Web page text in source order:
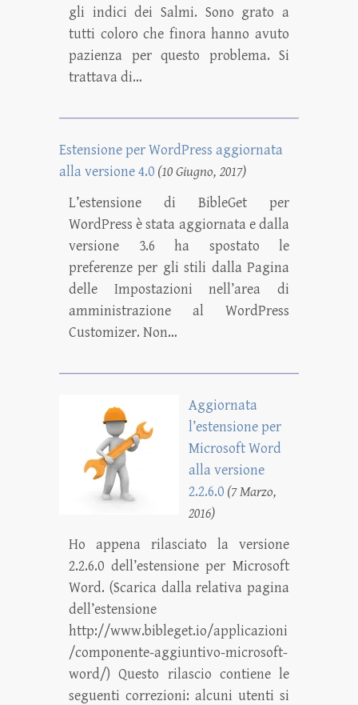
gli indici dei Salmi. Sono grato a
tutti coloro che finora hanno avuto
pazienza per questo problema. Si
trattava di…
Estensione per WordPress aggiornata
alla versione 4.0 (10 Giugno, 2017)
L’estensione di BibleGet per
WordPress è stata aggiornata e dalla
versione 3.6 ha spostato le
preferenze per gli stili dalla Pagina
delle Impostazioni nell’area di
amministrazione al WordPress
Customizer. Non…
Aggiornata
l’estensione per
Microsoft Word
alla versione
2.2.6.0 (7 Marzo,
2016)
Ho appena rilasciato la versione
2.2.6.0 dell’estensione per Microsoft
Word. (Scarica dalla relativa pagina
dell’estensione
http://www.bibleget.io/applicazioni
/componente-aggiuntivo-microsoft-
word/) Questo rilascio contiene le
seguenti correzioni: alcuni utenti si